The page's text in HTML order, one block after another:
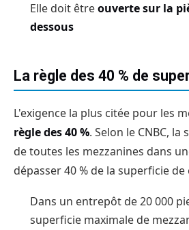
Elle doit êtreouverte sur la
dessous
La règle des 40 % de
L'exigence la plus citée pour les
règle des 40 %. Selon le CNBC,
de toutes les mezzanines dans
dépasser 40 % de la superficie de
Dans un entrepôt de 20 000
superficie maximale de